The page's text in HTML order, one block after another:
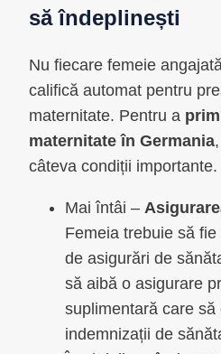
să îndeplinești
Nu fiecare femeie
califică automat pentru
maternitate. Pentru a
maternitate în Germania
câteva condiții importante.
Mai întâi –
Femeia trebuie să
de asigurări de
să aibă o asigurare
suplimentară care
indemnizații de